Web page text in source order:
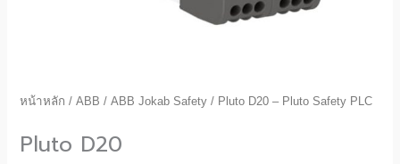
หน้าหลัก /ABB /ABB Jokab Safety / Pluto D20 – Pluto Safety PLC
Pluto D20